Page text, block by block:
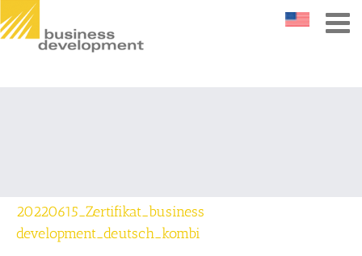
20220615_Zertifikat_business
development_deutsch_kombi